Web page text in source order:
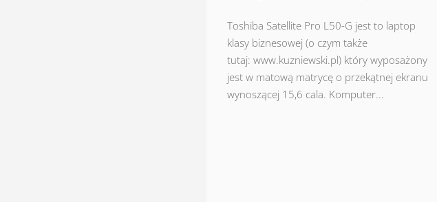
Toshiba Satellite Pro L50-G jest to laptop
klasy biznesowej (o czym także
tutaj: www.kuzniewski.pl) który wyposażony
jest w matową matrycę o przekątnej ekranu
wynoszącej 15,6 cala. Komputer...